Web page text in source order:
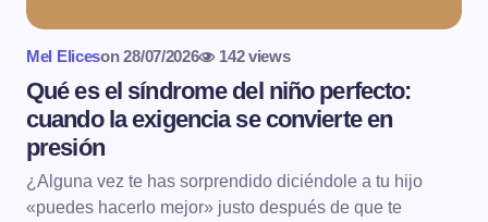
Mel Eliceson 28/07/2026 142 views
Qué es el síndrome del niño perfecto:
cuando la exigencia se convierte en
presión
¿Alguna vez te has sorprendido diciéndole a tu hijo
«puedes hacerlo mejor» justo después de que te